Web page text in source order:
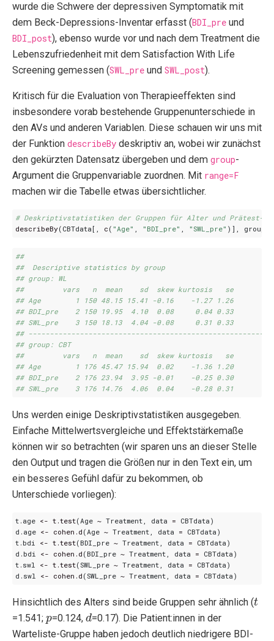
wurde die Schwere der depressiven Symptomatik mit
dem Beck-Depressions-Inventar erfasst (BDI_pre und
BDI_post), ebenso wurde vor und nach dem Treatment die
Lebenszufriedenheit mit dem Satisfaction With Life
Screening gemessen (SWL_pre und SWL_post).
Kritisch für die Evaluation von Therapieeffekten sind
insbesondere vorab bestehende Gruppenunterschiede in
den AVs und anderen Variablen. Diese schauen wir uns mit
der Funktion describeBy deskriptiv an, wobei wir zunächst
den gekürzten Datensatz übergeben und dem group-
Argument die Gruppenvariable zuordnen. Mit range=F
machen wir die Tabelle etwas übersichtlicher.
# Deskriptivstatistiken der Gruppen für Alter und Prätest-
describeBy( CBTdata[ , c ( "Age" , "BDI_pre" , "SWL_pre" ) ] , group
##
##  Descriptive statistics by group
## group: WL
##         vars   n  mean    sd  skew kurtosis   se
## Age        1 150 48.15 15.41 -0.16    -1.27 1.26
## BDI_pre    2 150 19.95  4.10  0.08     0.04 0.33
## SWL_pre    3 150 18.13  4.04 -0.08     0.31 0.33
##
## group: CBT
##         vars   n  mean    sd  skew kurtosis   se
## Age        1 176 45.47 15.94  0.02    -1.36 1.20
## BDI_pre    2 176 23.94  3.95 -0.01    -0.25 0.30
## SWL_pre    3 176 14.76  4.06  0.04    -0.28 0.31
Uns werden einige Deskriptivstatistiken ausgegeben.
Einfache Mittelwertsvergleiche und Effektstärkemaße
können wir so betrachten (wir sparen uns an dieser Stelle
den Output und tragen die Größen nur in den Text ein, um
ein besseres Gefühl dafür zu bekommen, ob
Unterschiede vorliegen):
t.age <- t.test( Age ~ Treatment data = CBTdata )
d.age <- cohen.d ( Age ~ Treatment data = CBTdata )
t.bdi
<- t.test( BDI_pre ~ Treatment data = CBTdata )
d.bdi
<- cohen.d ( BDI_pre ~ Treatment data = CBTdata )
t.swl
<- t.test(SWL_pre ~ Treatment data = CBTdata )
d.swl
<- cohen.d (SWL_pre ~ Treatment data = CBTdata )
Hinsichtlich des Alters sind beide Gruppen sehr ähnlich (
t
=1.541; =0.124,
d
=0.17). Die Patient:innen in der
Warteliste-Gruppe haben jedoch deutlich niedrigere BDI-